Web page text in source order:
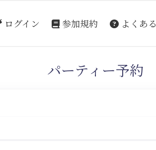
ログイン 参加規約 よくあ
パーティー予約